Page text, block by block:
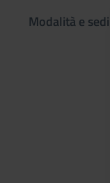
Modalità e